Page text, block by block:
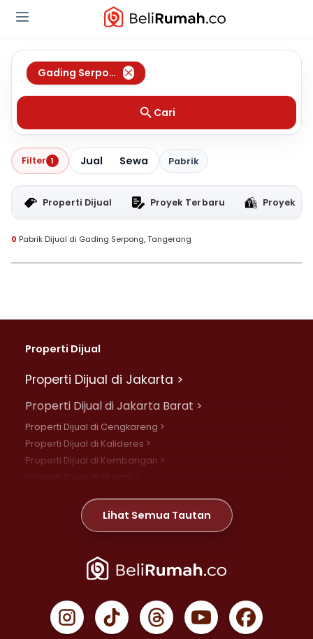
Gading Serpong ,Tangerang
Cari
Filter 1 Jual Sewa Pabrik
Properti Dijual Proyek Terbaru Proyek
0 Pabrik Dijual di Gading Serpong, Tangerang
Properti Dijual
Properti Dijual di Jakarta >
Properti Dijual di Jakarta Barat >
Properti Dijual di Cengkareng >
Properti Dijual di Kalideres >
Properti Dijual di Kembangan >
Properti Dijual di Meruya >
Properti Dijual di Jelambar >
Properti Dijual di Jakarta Pusat >
Properti Dijual di Gambir >
Properti Dijual di Johar Baru >
Lihat Semua Tautan